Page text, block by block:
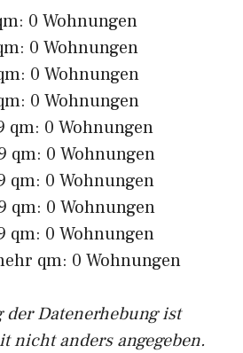
0 Wohnungen
0 Wohnungen
0 Wohnungen
0 Wohnungen
qm: 0 Wohnungen
qm: 0 Wohnungen
qm: 0 Wohnungen
qm: 0 Wohnungen
qm: 0 Wohnungen
qm: 0 Wohnungen
der Datenerhebung ist
nicht anders angegeben.